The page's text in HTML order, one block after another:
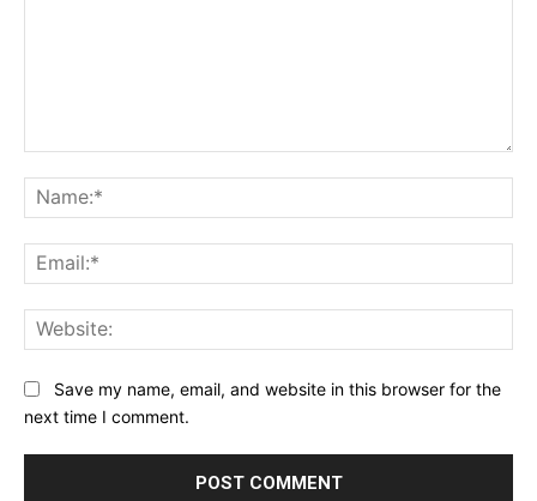
Save my name, email, and website in this browser for the
next time I comment.